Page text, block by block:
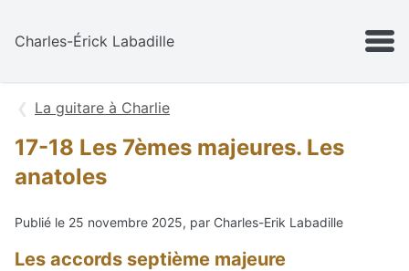
Charles-Érick Labadille
MENU
La guitare à Charlie
17-18 Les 7èmes majeures. Les
anatoles
Publié le 25 novembre 2025, par Charles-Erik Labadille
Les accords septième majeure